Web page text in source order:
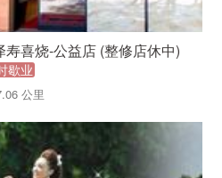
寿喜烧-公益店 (整修店休中)
歇业
公里